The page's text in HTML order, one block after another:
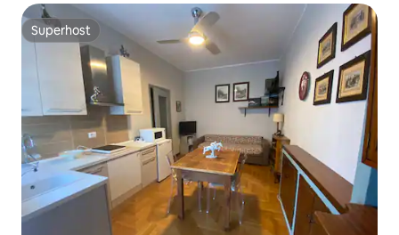
Superhost
Superhost